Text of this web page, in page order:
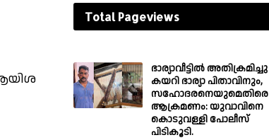
Total Pageviews
ഭാര്യാവീട്ടിൽ അതിക്രമിച്ചു
കയറി ഭാര്യാ പിതാവിനും,
സഹോദരനെയുമെതിരെ
ആക്രമണം: യുവാവിനെ
കൊടുവള്ളി പോലീസ്
പിടികൂടി.